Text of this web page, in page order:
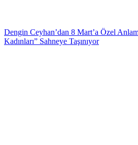
Dengin Ceyhan’dan 8 Mart’a Özel
Kadınları” Sahneye Taşınıyor